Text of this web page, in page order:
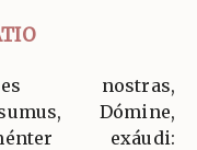
nostras,
Dómine,
exáudi: